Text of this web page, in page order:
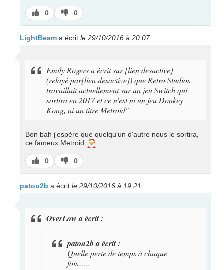
J’aime
0
J’aime
pas
0
LightBeam a écrit le 29/10/2016 à 20:07
Emily Rogersa écrit sur [lien desactive]
(relayé par[lien desactive]) que Retro Studios
travaillait actuellement sur un jeu Switch qui
sortira en 2017 et ce n'est ni un jeu Donkey
Kong, ni un titre Metroid"
Bon bah j'espère que quelqu'un d'autre nous le sortira,
ce fameux Metroid 🎅
J’aime
0
J’aime
pas
0
patou2b a écrit le 29/10/2016 à 19:21
OverLow a écrit :
patou2b a écrit :
Quelle perte de temps à chaque
fois......